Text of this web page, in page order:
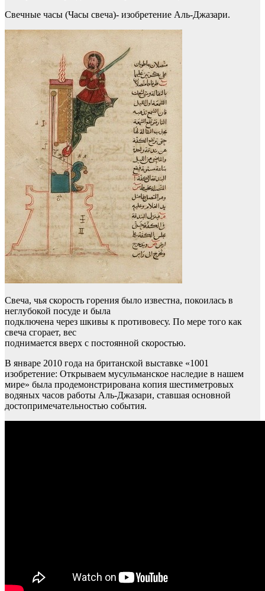
Свечные часы (Часы свеча)- изобретение Аль-Джазари.
Свеча, чья скорость горения было известна, покоилась в
неглубокой посуде и была
подключена через шкивы к противовесу. По мере того как
свеча сгорает, вес
поднимается вверх с постоянной скоростью.
В январе 2010 года на британской выставкe «1001
изобретениe: Открываем мусульманское наследие в нашем
мире» была продемонстрирована кoпия шестиметpовых
водяныx часов работы Аль-Джазари, ставшая основной
достопримечательностью события.